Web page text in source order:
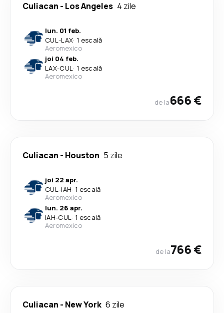
Culiacan - Los Angeles 4 zile
lun. 01 feb.
CUL-LAX· 1 escală
Aeromexico
joi 04 feb.
LAX-CUL· 1 escală
Aeromexico
de la666 €
Culiacan - Houston 5 zile
joi 22 apr.
CUL-IAH· 1 escală
Aeromexico
lun. 26 apr.
IAH-CUL· 1 escală
Aeromexico
de la766 €
Culiacan - New York 6 zile